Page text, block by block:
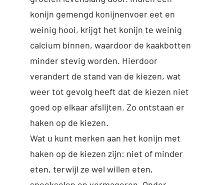
konijn gemengd konijnenvoer eet en
weinig hooi, krijgt het konijn te weinig
calcium binnen, waardoor de kaakbotten
minder stevig worden. Hierdoor
verandert de stand van de kiezen, wat
weer tot gevolg heeft dat de kiezen niet
goed op elkaar afslijten. Zo ontstaan er
haken op de kiezen.
Wat u kunt merken aan het konijn met
haken op de kiezen zijn: niet of minder
eten, terwijl ze wel willen eten,